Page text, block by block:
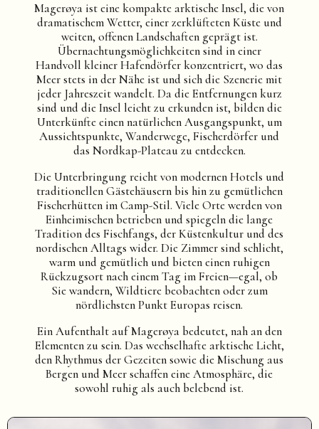
Magerøya ist eine kompakte arktische Insel, die von
dramatischem Wetter, einer zerklüfteten Küste und
weiten, offenen Landschaften geprägt ist.
Übernachtungsmöglichkeiten sind in einer
Handvoll kleiner Hafendörfer konzentriert, wo das
Meer stets in der Nähe ist und sich die Szenerie mit
jeder Jahreszeit wandelt. Da die Entfernungen kurz
sind und die Insel leicht zu erkunden ist, bilden die
Unterkünfte einen natürlichen Ausgangspunkt, um
Aussichtspunkte, Wanderwege, Fischerdörfer und
das Nordkap-Plateau zu entdecken.
Die Unterbringung reicht von modernen Hotels und
traditionellen Gästehäusern bis hin zu gemütlichen
Fischerhütten im Camp-Stil. Viele Orte werden von
Einheimischen betrieben und spiegeln die lange
Tradition des Fischfangs, der Küstenkultur und des
nordischen Alltags wider. Die Zimmer sind schlicht,
warm und gemütlich und bieten einen ruhigen
Rückzugsort nach einem Tag im Freien—egal, ob
Sie wandern, Wildtiere beobachten oder zum
nördlichsten Punkt Europas reisen.
Ein Aufenthalt auf Magerøya bedeutet, nah an den
Elementen zu sein. Das wechselhafte arktische Licht,
den Rhythmus der Gezeiten sowie die Mischung aus
Bergen und Meer schaffen eine Atmosphäre, die
sowohl ruhig als auch belebend ist.